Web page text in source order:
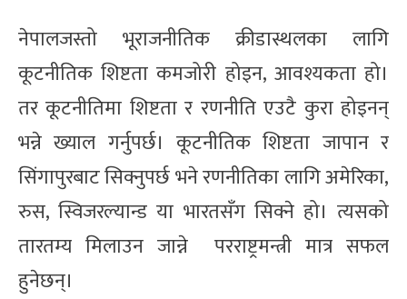
नेपालजस्तो भूराजनीतिक क्रीडास्थलका लागि
कूटनीतिक शिष्टता कमजोरी होइन, आवश्यकता हो।
तर कूटनीतिमा शिष्टता र रणनीति एउटै कुरा होइनन्
भन्ने ख्याल गर्नुपर्छ। कूटनीतिक शिष्टता जापान र
सिंगापुरबाट सिक्नुपर्छ भने रणनीतिका लागि अमेरिका,
रुस, स्विजरल्यान्ड या भारतसँग सिक्ने हो। त्यसको
तारतम्य मिलाउन जान्ने परराष्ट्रमन्त्री मात्र सफल
हुनेछन्।